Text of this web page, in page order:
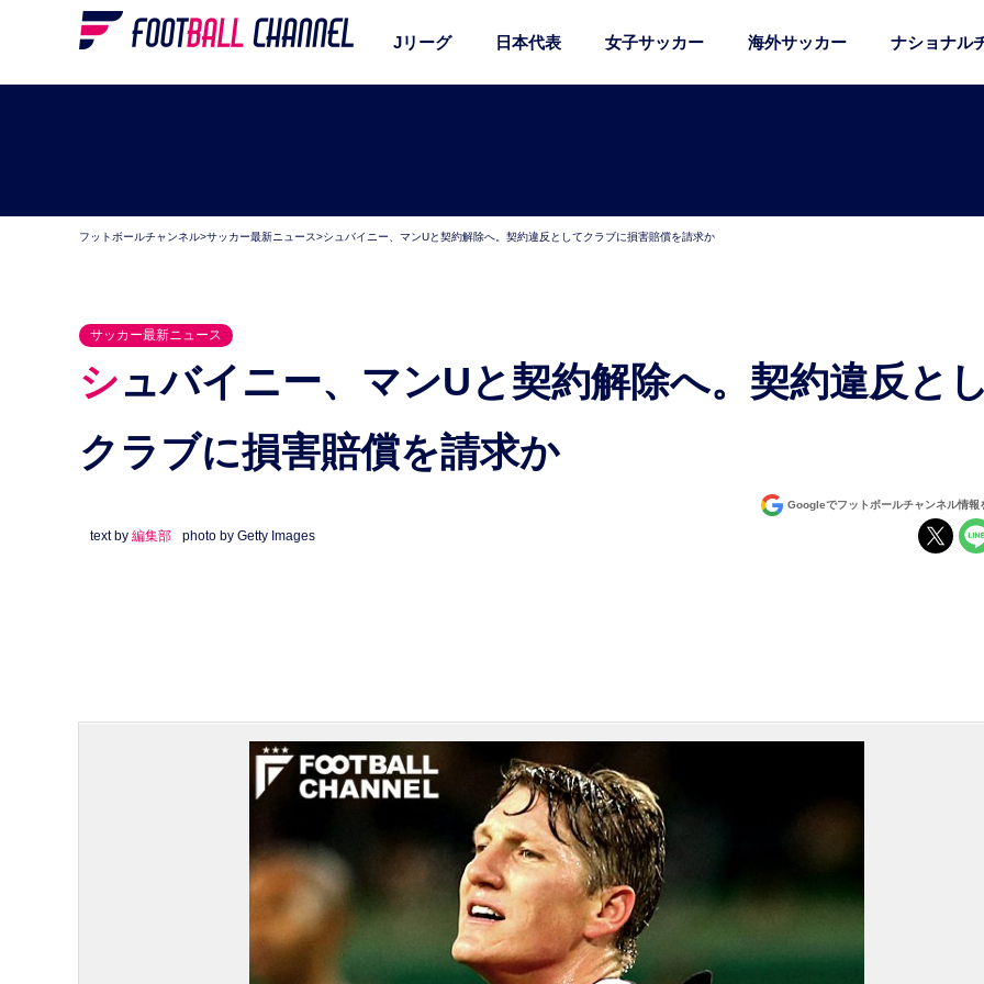
Jリーグ 日本代表 女子サッカー 海外サッカー ナショナル
フットボールチャンネル>サッカー最新ニュース>シュバイニー、マンUと契約解除へ。契約違反としてクラブに損害賠償を請求か
サッカー最新ニュース
シュバイニー、マンUと契約解除へ。契約違反として
クラブに損害賠償を請求か
Googleでフットボールチャンネル情報
text by 編集部 photo by Getty Images